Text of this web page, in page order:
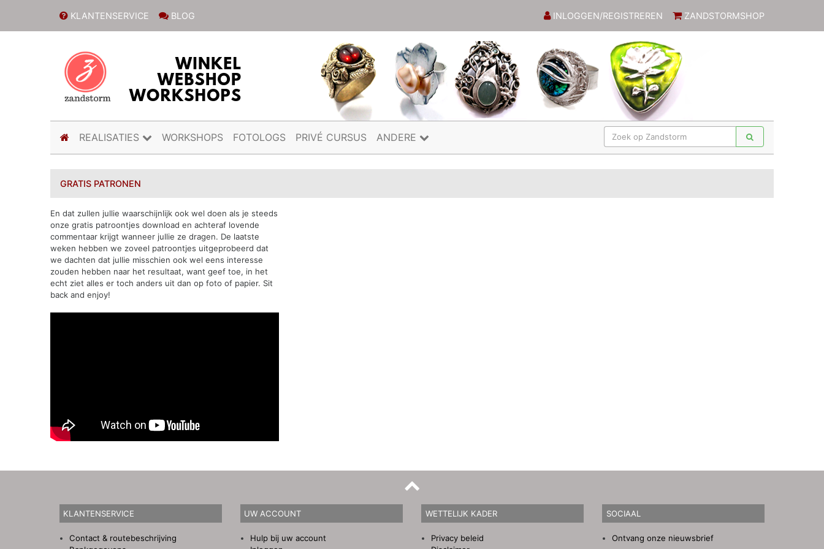
KLANTENSERVICE BLOG INLOGGEN/REGISTREREN ZANDSTORMSHOP
(current)
REALISATIES WORKSHOPS FOTOLOGS PRIVÉ CURSUS ANDERE
GRATIS PATRONEN
En dat zullen jullie waarschijnlijk ook wel doen als je steeds
onze gratis patroontjes download en achteraf lovende
commentaar krijgt wanneer jullie ze dragen. De laatste
weken hebben we zoveel patroontjes uitgeprobeerd dat
we dachten dat jullie misschien ook wel eens interesse
zouden hebben naar het resultaat, want geef toe, in het
echt ziet alles er toch anders uit dan op foto of papier. Sit
back and enjoy!
KLANTENSERVICE
Contact & routebeschrijving
UW ACCOUNT
Hulp bij uw account
WETTELIJK KADER
Privacy beleid
SOCIAAL
Ontvang onze nieuwsbrief